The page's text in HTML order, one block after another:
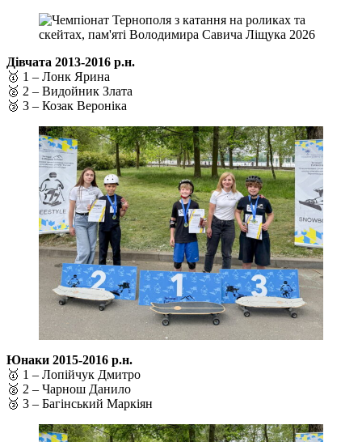
Дівчата 2013-2016 р.н.
🥇 1 – Лонк Ярина
🥈 2 – Видойник Злата
🥉 3 – Козак Вероніка
Юнаки 2015-2016 р.н.
🥇 1 – Лопійчук Дмитро
🥈 2 – Чарнош Данило
🥉 3 – Багінський Маркіян